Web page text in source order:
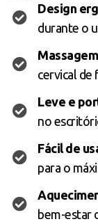
Design
durante o
cervical de
Leve e
no
Fácil de
para o
bem-estar